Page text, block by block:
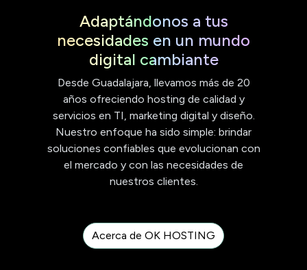
Adaptándonos a tus
necesidades en un mundo
digital cambiante
Desde Guadalajara, llevamos más de 20
años ofreciendo hosting de calidad y
servicios en TI, marketing digital y diseño.
Nuestro enfoque ha sido simple: brindar
soluciones confiables que evolucionan con
el mercado y con las necesidades de
nuestros clientes.
Acerca de OK HOSTING